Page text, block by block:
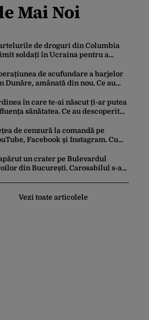
Mai Noi
de droguri din Columbia
soldați în Ucraina pentru a
de scufundare a barjelor
Dunăre, amânată din nou. Ce au
în care te-ai născut ți-ar putea
sănătatea. Ce au descoperit
de cenzură la comandă pe
Facebook și Instagram. Cum
de presă de pe social
un crater pe Bulevardul
din București. Carosabilul s-a
Vezi toate articolele